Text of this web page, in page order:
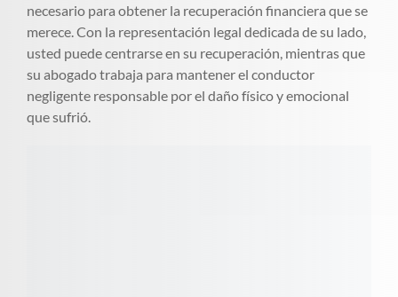
necesario para obtener la recuperación financiera que se
merece. Con la representación legal dedicada de su lado,
usted puede centrarse en su recuperación, mientras que
su abogado trabaja para mantener el conductor
negligente responsable por el daño físico y emocional
que sufrió.